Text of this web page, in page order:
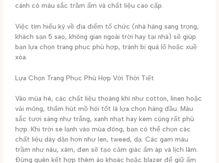
cánh có màu sắc trầm ấm và chất liệu cao cấp.
Việc tìm hiểu kỹ về địa điểm tổ chức (nhà hàng sang trọng,
khách sạn 5 sao, không gian ngoài trời hay tại nhà) sẽ giúp
bạn lựa chọn trang phục phù hợp, tránh bị quá lố hoặc xuề
xòa.
Lựa Chọn Trang Phục Phù Hợp Với Thời Tiết
Vào mùa hè, các chất liệu thoáng khí như cotton, linen hoặc
vải mỏng, thấm hút mồ hôi tốt là lựa chọn hàng đầu. Màu
sắc tươi sáng như trắng, xanh nhạt hay kem cũng rất phù
hợp. Khi trời se lạnh vào mùa đông, bạn có thể chọn các
chất liệu dày dặn hơn như len, tweed, dạ. Các gam màu
trầm như nâu, xám, đen sẽ tạo cảm giác ấm áp và lịch lãm.
Đừng quên kết hợp thêm áo khoác hoặc blazer để giữ ấm